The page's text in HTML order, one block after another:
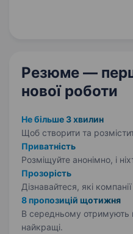
Резюме —
нової роботи
Не більше 3 хвилин
Щоб створити та
Приватність
Розміщуйте анонімно, і
Прозорість
Дізнавайтеся, які
8 пропозицій щотижня
В середньому отримують
найкращі.